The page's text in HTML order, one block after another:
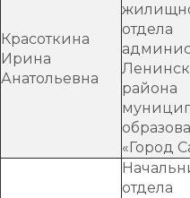
Красоткина
Ирина
Анатольевна
отдела
района
«Город
отдела